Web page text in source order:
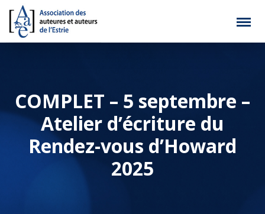
COMPLET – 5 septembre –
Atelier d’écriture du
Rendez-vous d’Howard
2025